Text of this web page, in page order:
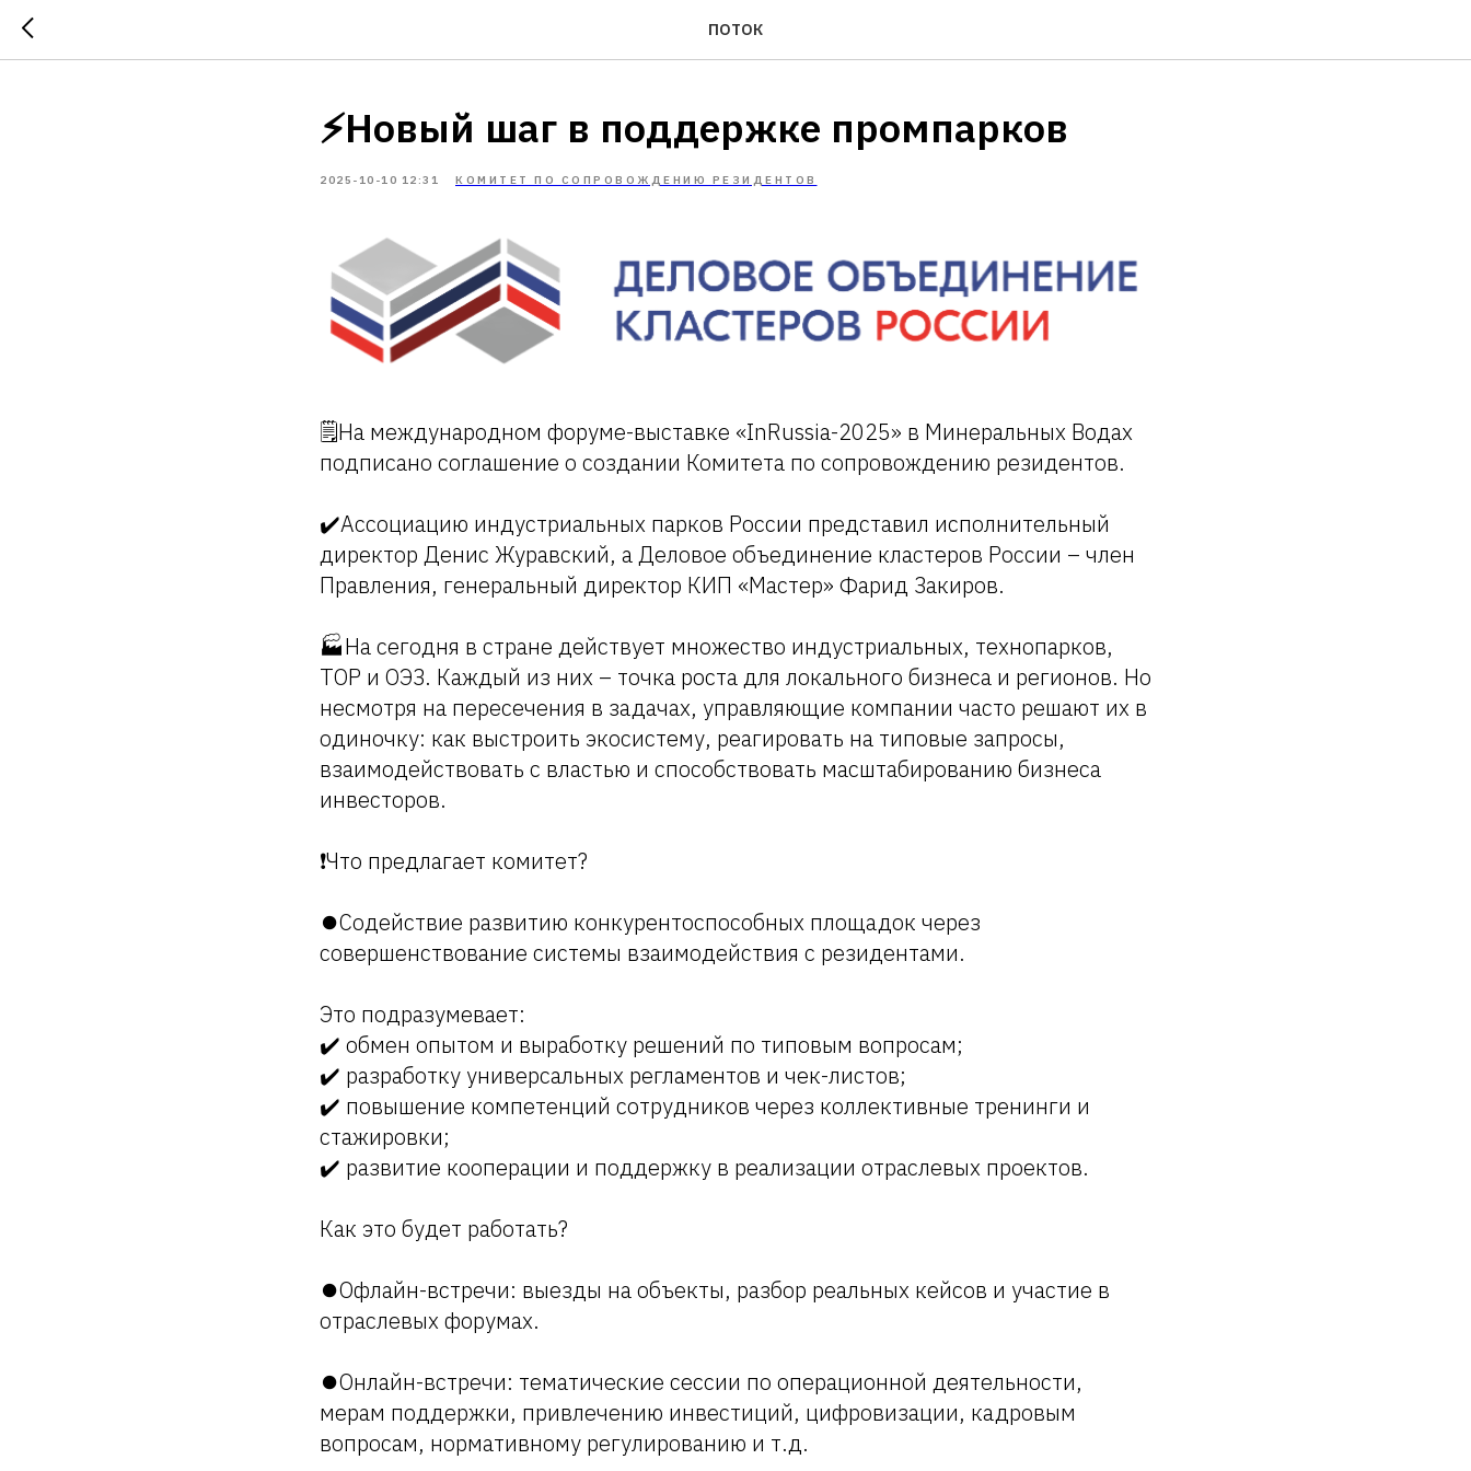
ПОТОК
⚡️Новый шаг в поддержке промпарков
2025-10-10 12:31 КОМИТЕТ ПО СОПРОВОЖДЕНИЮ РЕЗИДЕНТОВ
🗒На международном форуме-выставке «InRussia-2025» в Минеральных Водах
подписано соглашение о создании Комитета по сопровождению резидентов.
✔️Ассоциацию индустриальных парков России представил исполнительный
директор Денис Журавский, а Деловое объединение кластеров России – член
Правления, генеральный директор КИП «Мастер» Фарид Закиров.
🏭На сегодня в стране действует множество индустриальных, технопарков,
ТОР и ОЭЗ. Каждый из них – точка роста для локального бизнеса и регионов. Но
несмотря на пересечения в задачах, управляющие компании часто решают их в
одиночку: как выстроить экосистему, реагировать на типовые запросы,
взаимодействовать с властью и способствовать масштабированию бизнеса
инвесторов.
❗️Что предлагает комитет?
⏺Содействие развитию конкурентоспособных площадок через
совершенствование системы взаимодействия с резидентами.
Это подразумевает:
✔️ обмен опытом и выработку решений по типовым вопросам;
✔️ разработку универсальных регламентов и чек-листов;
✔️ повышение компетенций сотрудников через коллективные тренинги и
стажировки;
✔️ развитие кооперации и поддержку в реализации отраслевых проектов.
Как это будет работать?
⏺Офлайн-встречи: выезды на объекты, разбор реальных кейсов и участие в
отраслевых форумах.
⏺Онлайн-встречи: тематические сессии по операционной деятельности,
мерам поддержки, привлечению инвестиций, цифровизации, кадровым
вопросам, нормативному регулированию и т.д.